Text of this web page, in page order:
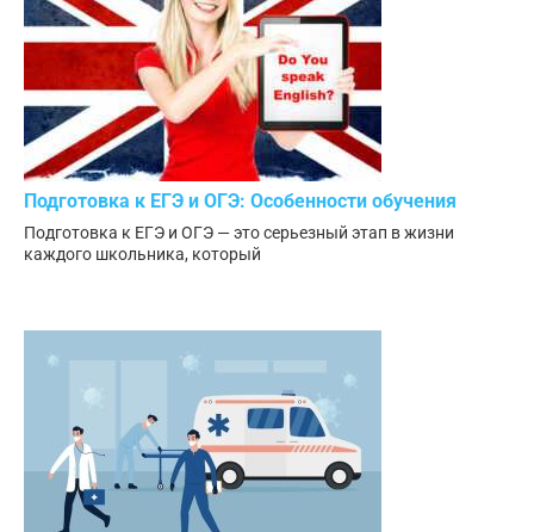
Подготовка к ЕГЭ и ОГЭ: Особенности обучения
Подготовка к ЕГЭ и ОГЭ — это серьезный этап в жизни
каждого школьника, который